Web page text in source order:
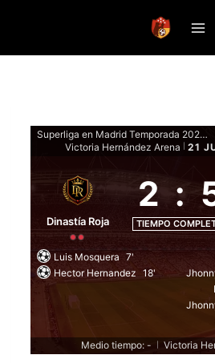
Superliga en Madrid Temporada 2026 Clausura - Fase Regular
Victoria Hernández Arena
21
Dinastía Roja
2 :
TIEMPO
Luis Mosquera 7'
Hector Hernandez 18'
Medio tiempo: -
Victoria